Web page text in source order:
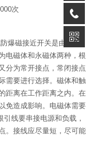
次
爆磁接近开关是由磁体
电磁体和永磁体两种，根
分为常开接点，常闭接点
需要进行选择。磁体和触
距离在工作距离之内。在
免造成影响。电磁体需要
线要串接电源和负载，
。接线应尽量短，尽可能